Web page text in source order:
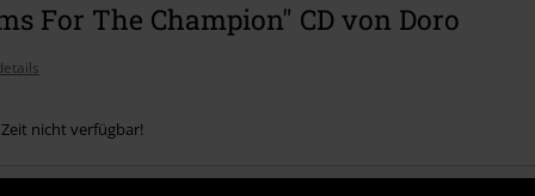
For The Champion" CD von Doro
nicht verfügbar!